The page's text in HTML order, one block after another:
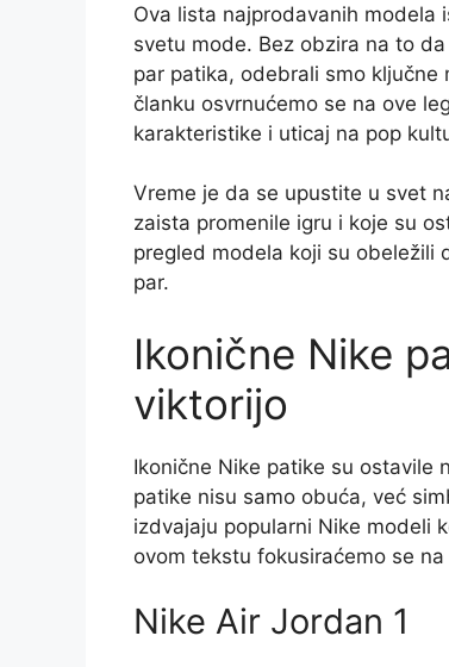
Ova lista najprodavanih modela
svetu mode. Bez obzira na to
par patika, odebrali smo ključne
članku osvrnućemo se na ove
karakteristike i uticaj na pop
Vreme je da se upustite u svet
zaista promenile igru i koje su
pregled modela koji su obeležili
par.
Ikonične Nike
viktorijo
Ikonične Nike patike su ostavile
patike nisu samo obuća, već
izdvajaju popularni Nike modeli
ovom tekstu fokusiraćemo se
Nike Air Jordan 1